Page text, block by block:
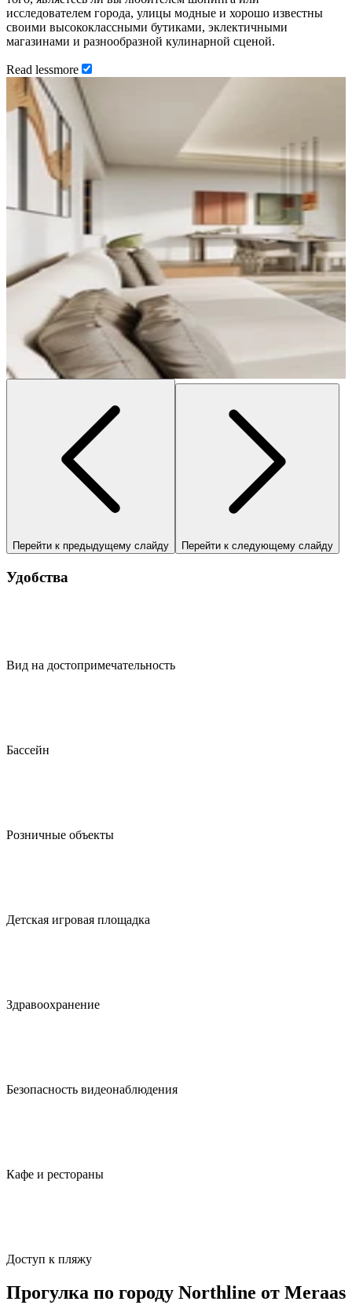
исследователем города, улицы модные и хорошо известны
своими высококлассными бутиками, эклектичными
магазинами и разнообразной кулинарной сценой.
Read lessmore
…
Перейти к предыдущему слайду Перейти к следующему слайду
Удобства
Вид на достопримечательность
Бассейн
Розничные объекты
Детская игровая площадка
Здравоохранение
Безопасность видеонаблюдения
Кафе и рестораны
Доступ к пляжу
Прогулка по городу Northline от Meraas